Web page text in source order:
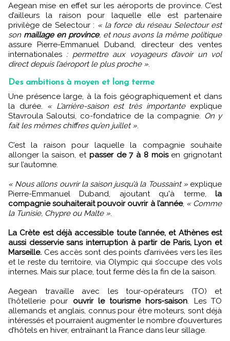
Aegean mise en effet sur les aéroports de province. C’est
d’ailleurs la raison pour laquelle elle est partenaire
privilège de Selectour : « la force du réseau Selectour est
son maillage en province, et nous avons la même politique
assure Pierre-Emmanuel Duband, directeur des ventes
internationales : permettre aux voyageurs d’avoir un vol
direct depuis l’aéroport le plus proche »
Des ambitions à moyen et long terme
Une présence large, à la fois géographiquement et dans
la durée. « L’arrière-saison est très importanteexplique
Stavroula Saloutsi, co-fondatrice de la compagnie. On y
fait les mêmes chiffres qu’en juillet »
C’est la raison pour laquelle la compagnie souhaite
allonger la saison, et passer de 7 à 8 moisen grignotant
sur l’automne.
« Nous allons ouvrir la saison jusqu’à la Toussaint »explique
Pierre-Emmanuel Duband, ajoutant qu'à terme,
la
compagnie souhaiterait pouvoir ouvrir à l’année, « Comme
la Tunisie, Chypre ou Malte »
La Crète est déjà accessible toute l’année, et Athènes est
aussi desservie sans interruption à partir de Paris, Lyon et
Marseille. Ces accès sont des points d’arrivées vers les îles
et le reste du territoire, via Olympic qui s’occupe des vols
internes. Mais sur place, tout ferme dès la fin de la saison.
Aegean travaille avec les tour-opérateurs (TO) et
l’hôtellerie pour ouvrir le tourisme hors-saison . Les TO
allemands et anglais, connus pour être moteurs, sont déjà
intéressés et pourraient augmenter le nombre d’ouvertures
d’hôtels en hiver, entraînant la France dans leur sillage.